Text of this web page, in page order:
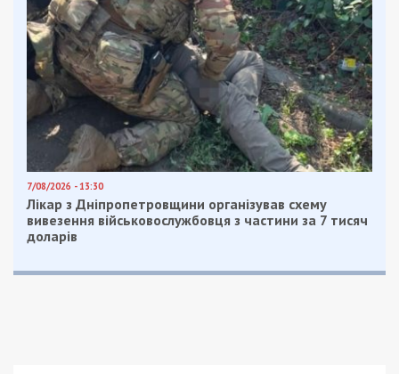
Просматривая интервью с Дейнекой, поначалу
который решил пролить свет на тщательно